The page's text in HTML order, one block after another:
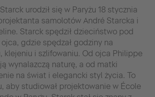
urodził się w Paryżu 18 stycznia
samolotów André Starcka i
Starck spędził dzieciństwo pod
gdzie spędzał godziny na
klejeniu i szlifowaniu. Od ojca Philippe
wynalazczą naturę, a od matki
na świat i elegancki styl życia. To
aby studiował projektowanie w École